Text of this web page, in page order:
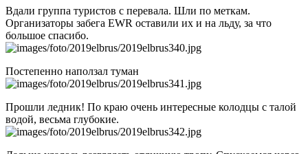
Вдали группа туристов с перевала. Шли по меткам.
Организаторы забега EWR оставили их и на льду, за что
большое спасибо.
Постепенно наползал туман
Прошли ледник! По краю очень интересные колодцы с талой
водой, весьма глубокие.